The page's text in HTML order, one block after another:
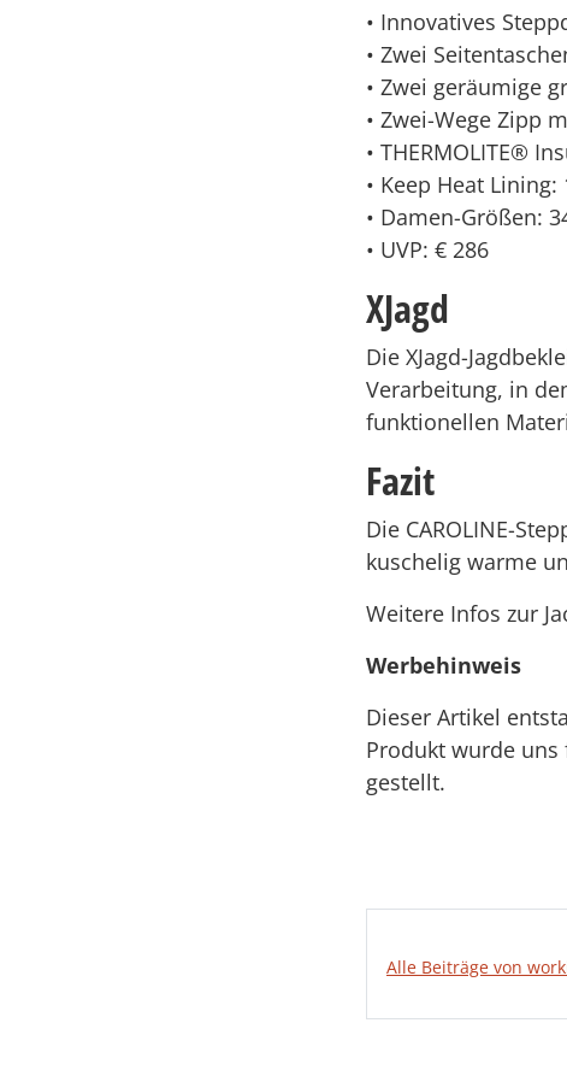
• Innovatives
• Zwei
• Zwei geräumige
• Zwei-Wege Zipp
• THERMOLITE®
• Keep Heat
• Damen-Größen:
• UVP: € 286
XJagd
Die XJagd-
Verarbeitung, in
funktionellen
Fazit
Die CAROLINE-
kuschelig warme
Weitere Infos zur
Werbehinweis
Dieser Artikel
Produkt wurde
gestellt.
Alle Beiträge von